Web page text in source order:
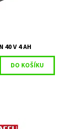
40 V 4 AH